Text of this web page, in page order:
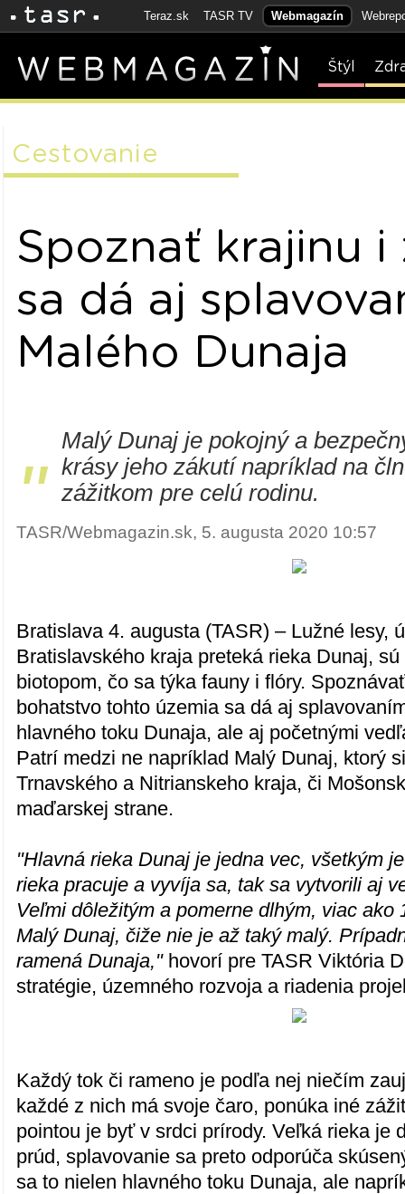
Teraz.sk TASR TV Webmagazín
Štýl
Cestovanie
Spoznať krajinu i
sa dá aj
Malého Dunaja
"
Malý Dunaj je pokojný a
krásy jeho zákutí napríklad na
zážitkom pre celú rodinu.
TASR/Webmagazin.sk, 5. augusta 2020 10:57
Bratislava 4. augusta (TASR) – Lužné lesy,
Bratislavského kraja preteká rieka Dunaj,
biotopom, čo sa týka fauny i flóry.
bohatstvo tohto územia sa dá aj
hlavného toku Dunaja, ale aj početnými
Patrí medzi ne napríklad Malý Dunaj, ktorý
Trnavského a Nitrianskeho kraja, či
maďarskej strane.
"Hlavná rieka Dunaj je jedna vec, všetkým
rieka pracuje a vyvíja sa, tak sa vytvorili aj
Veľmi dôležitým a pomerne dlhým, viac ako
Malý Dunaj, čiže nie je až taký malý.
ramená Dunaja," hovorí pre TASR Viktória
stratégie, územného rozvoja a riadenia
Každý tok či rameno je podľa nej niečím
každé z nich má svoje čaro, ponúka iné
pointou je byť v srdci prírody. Veľká rieka je
prúd, splavovanie sa preto odporúča
sa to nielen hlavného toku Dunaja, ale